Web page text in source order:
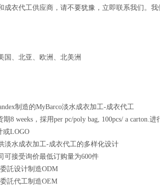
衣代工供应商，请不要犹豫，立即联系我们。我
国、北亚、欧洲、北美洲
制造的MyBarco淡水成衣加工-成衣代工
8 weeks，採用per pc/poly bag, 100pcs/ a carton.
或LOGO
淡水成衣加工-成衣代工的多样化设计
可接受询价最低订购量为600件
託设计制造ODM
託代工制造OEM